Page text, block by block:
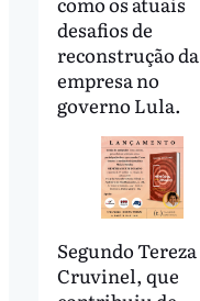
desafios de
reconstrução da
empresa no
governo Lula.
Segundo Tereza
Cruvinel, que